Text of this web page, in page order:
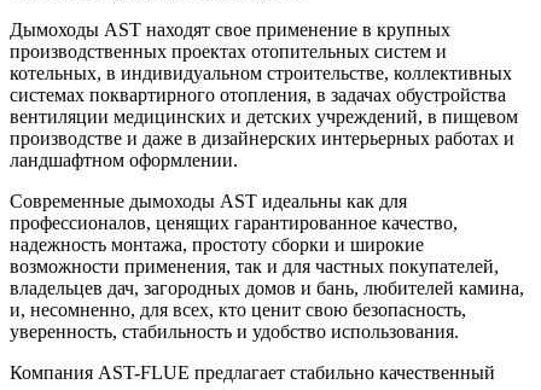
Дымоходы AST находят свое применение в крупных
производственных проектах отопительных систем и
котельных, в индивидуальном строительстве, коллективных
системах поквартирного отопления, в задачах обустройства
вентиляции медицинских и детских учреждений, в пищевом
производстве и даже в дизайнерских интерьерных работах и
ландшафтном оформлении.
Современные дымоходы AST идеальны как для
профессионалов, ценящих гарантированное качество,
надежность монтажа, простоту сборки и широкие
возможности применения, так и для частных покупателей,
владельцев дач, загородных домов и бань, любителей камина,
и, несомненно, для всех, кто ценит свою безопасность,
уверенность, стабильность и удобство использования.
Компания AST-FLUE предлагает стабильно качественный